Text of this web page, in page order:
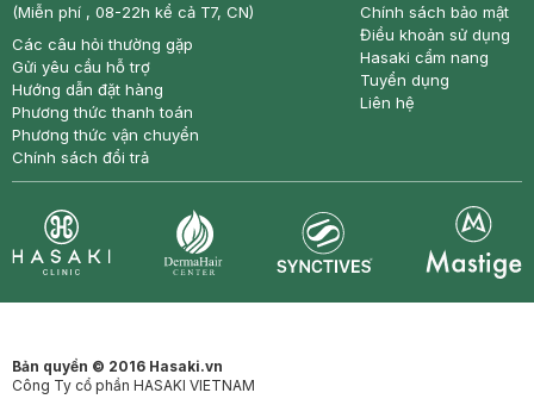
(Miễn phí , 08-22h kể cả T7, CN)
Các câu hỏi thường gặp
Gửi yêu cầu hỗ trợ
Hướng dẫn đặt hàng
Phương thức thanh toán
Phương thức vận chuyển
Chính sách đổi trả
Chính sách bảo mật
Điều khoản sử dụng
Hasaki cẩm nang
Tuyển dụng
Liên hệ
Bản quyền © 2016 Hasaki.vn
Công Ty cổ phần HASAKI VIETNAM